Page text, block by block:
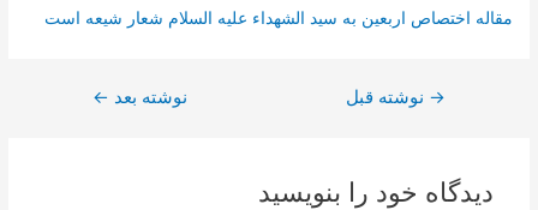
مقاله اختصاص اربعین به سید الشهداء علیه السلام شعار شیعه است
راهبری
→ نوشته قبل نوشته بعد ←
دیدگاه‌ خود را بنویسید